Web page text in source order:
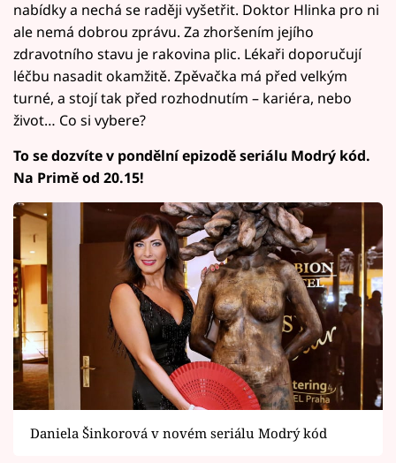
nabídky a nechá se raději vyšetřit. Doktor Hlinka pro ni
ale nemá dobrou zprávu. Za zhoršením jejího
zdravotního stavu je rakovina plic. Lékaři doporučují
léčbu nasadit okamžitě. Zpěvačka má před velkým
turné, a stojí tak před rozhodnutím – kariéra, nebo
život… Co si vybere?
To se dozvíte v pondělní epizodě seriálu Modrý kód.
Na Primě od 20.15!
Daniela Šinkorová v novém seriálu Modrý kód